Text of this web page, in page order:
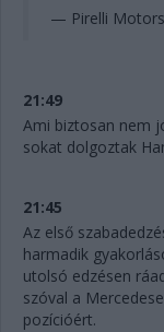
— Pirelli
21:49
Ami biztosan nem
sokat dolgoztak
21:45
Az első
harmadik
utolsó edzésen
szóval a
pozícióért.